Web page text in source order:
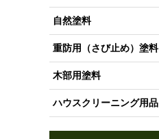
自然塗料
重防用（さび止め）塗料
木部用塗料
ハウスクリーニング用品